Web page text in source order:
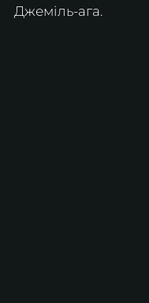
Джеміль-ага.